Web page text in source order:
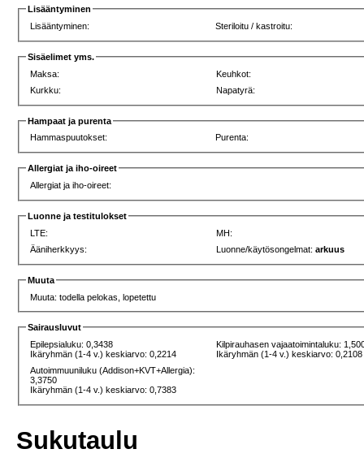
Lisääntyminen
Lisääntyminen:
Steriloitu / kastroitu:
Sisäelimet yms.
Maksa:
Keuhkot:
Kurkku:
Napatyrä:
Hampaat ja purenta
Hammaspuutokset:
Purenta:
Allergiat ja iho-oireet
Allergiat ja iho-oireet:
Luonne ja testitulokset
LTE:
MH:
Ääniherkkyys:
Luonne/käytösongelmat:arkuus
Muuta
Muuta: todella pelokas, lopetettu
Sairausluvut
Epilepsialuku: 0,3438
Ikäryhmän (1-4 v.) keskiarvo: 0,2214
Kilpirauhasen vajaatoimintaluku:
Ikäryhmän (1-4 v.) keskiarvo: 0,2108
Autoimmuuniluku (Addison+KVT+Allergia):
3,3750
Ikäryhmän (1-4 v.) keskiarvo: 0,7383
Sukutaulu